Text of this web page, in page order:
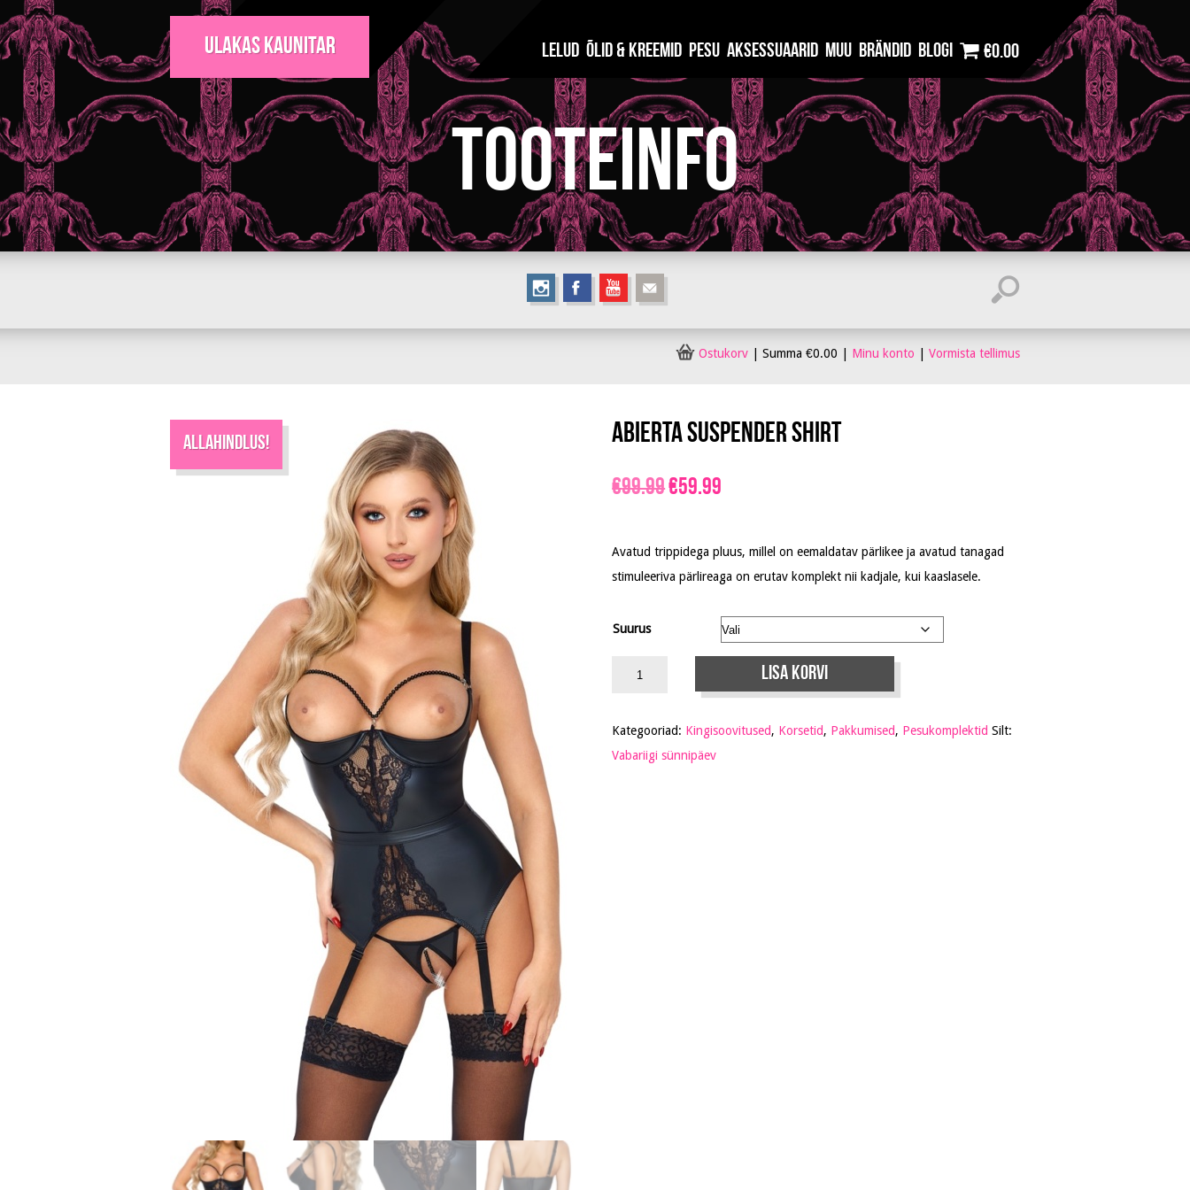
Ulakas Kaunitar Lelud Õlid & Kreemid Pesu Aksessuaarid Muu Brändid Blogi €0.00
Tooteinfo
Ostukorv Summa €0.00 Minu konto Vormista tellimus
Allahindlus! Abierta Suspender Shirt
€99.99Algne
oli:
€99.99.
€59.99
on:
€59.99.
Avatud trippidega pluus, millel on eemaldatav pärlikee ja avatud tanagad
stimuleeriva pärlireaga on erutav komplekt nii kadjale, kui kaaslasele.
Suurus
Lisa korvi
Kategooriad: Kingisoovitused, Korsetid, Pakkumised, Pesukomplektid Silt:
Vabariigi sünnipäev